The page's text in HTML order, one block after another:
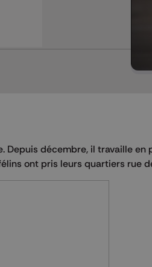
Depuis décembre, il travaille
ont pris leurs quartiers rue